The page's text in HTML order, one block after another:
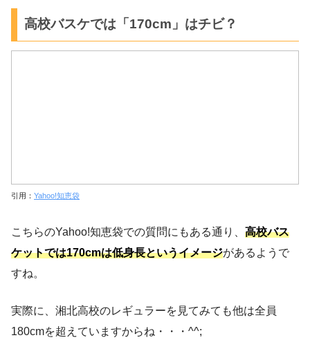
高校バスケでは「170cm」はチビ？
引用： Yahoo!知恵袋
こちらのYahoo!知恵袋での質問にもある通り、 高校バス
ケットでは170cmは低身長というイメージがあるようで
すね。
実際に、湘北高校のレギュラーを見てみても他は全員
180cmを超えていますからね・・・^^;